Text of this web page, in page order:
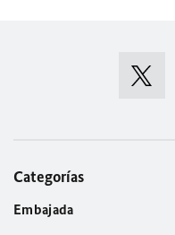
Categorías
Embajada